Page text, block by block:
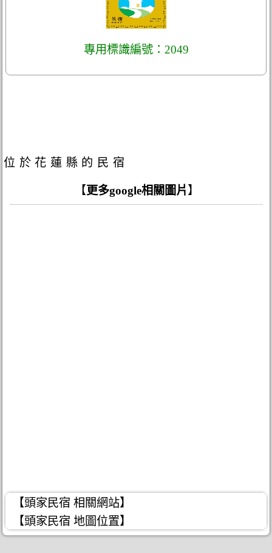
專用標識編號：2049
位於花蓮縣的民宿
【 更多google相關圖片 】
【頭家民宿 相關網站】
【頭家民宿 地圖位置】